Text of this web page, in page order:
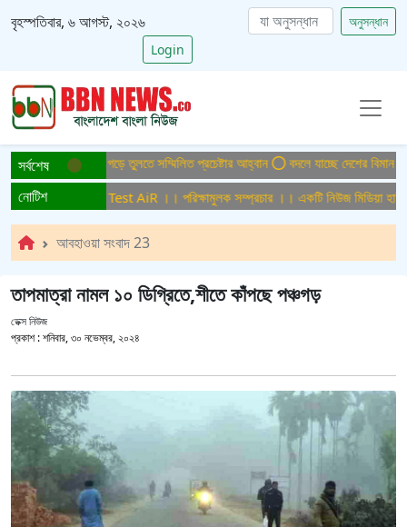
বৃহস্পতিবার, ৬ আগস্ট, ২০২৬
অনুসন্ধান
Login
সর্বশেষবাংলাদেশ গড়ে তুলতে সম্মিলিত প্রচেষ্টার আহ্বান বদলে যাচ্ছে দেশের বিমান ও
নোটিশ
সম্প্রচার ।। Test AiR ।। পরিক্ষামুলক সম্প্রচার ।। একটি নিউজ মিডিয়া
আবহাওয়া সংবাদ 23
তাপমাত্রা নামল ১০ ডিগ্রিতে,শীতে কাঁপছে পঞ্চগড়
ডেক্স নিউজ
প্রকাশ :শনিবার, ৩০ নভেম্বর, ২০২৪